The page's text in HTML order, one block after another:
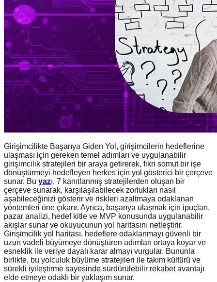
Girişimcilikte Başarıya Giden Yol, girişimcilerin hedeflerine
ulaşması için gereken temel adımları ve uygulanabilir
girişimcilik stratejileri bir araya getirerek, fikri somut bir işe
dönüştürmeyi hedefleyen herkes için yol gösterici bir çerçeve
sunar. Bu yazı, 7 kanıtlanmış stratejilerden oluşan bir
çerçeve sunarak, karşılaşılabilecek zorlukları nasıl
aşabileceğinizi gösterir ve riskleri azaltmaya odaklanan
yöntemleri öne çıkarır. Ayrıca, başarıya ulaşmak için ipuçları,
pazar analizi, hedef kitle ve MVP konusunda uygulanabilir
akışlar sunar ve okuyucunun yol haritasını netleştirir.
Girişimcilik yol haritası, hedeflere odaklanmayı güvenli bir
uzun vadeli büyümeye dönüştüren adımları ortaya koyar ve
esneklik ile veriye dayalı karar almayı vurgular. Bununla
birlikte, bu yolculuk büyüme stratejileri ile takım kültürü ve
sürekli iyileştirme sayesinde sürdürülebilir rekabet avantajı
elde etmeye odaklı bir yaklaşım sunar.